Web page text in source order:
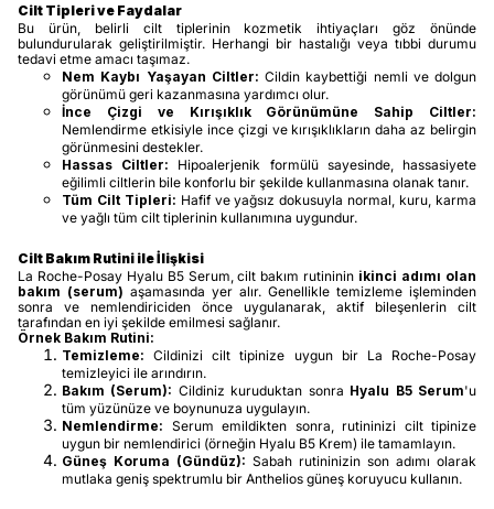
Cilt Tipleri ve Faydalar
Bu ürün, belirli cilt tiplerinin kozmetik ihtiyaçları göz önünde
bulundurularak geliştirilmiştir. Herhangi bir hastalığı veya tıbbi durumu
tedavi etme amacı taşımaz.
Nem Kaybı Yaşayan Ciltler: Cildin kaybettiği nemli ve dolgun
görünümü geri kazanmasına yardımcı olur.
İnce Çizgi ve Kırışıklık Görünümüne Sahip Ciltler:
Nemlendirme etkisiyle ince çizgi ve kırışıklıkların daha az belirgin
görünmesini destekler.
Hassas Ciltler: Hipoalerjenik formülü sayesinde, hassasiyete
eğilimli ciltlerin bile konforlu bir şekilde kullanmasına olanak tanır.
Tüm Cilt Tipleri: Hafif ve yağsız dokusuyla normal, kuru, karma
ve yağlı tüm cilt tiplerinin kullanımına uygundur.
Cilt Bakım Rutini ile İlişkisi
La Roche-Posay Hyalu B5 Serum, cilt bakım rutininin ikinci adımı olan
bakım (serum) aşamasında yer alır. Genellikle temizleme işleminden
sonra ve nemlendiriciden önce uygulanarak, aktif bileşenlerin cilt
tarafından en iyi şekilde emilmesi sağlanır.
Örnek Bakım Rutini:
Temizleme: Cildinizi cilt tipinize uygun bir La Roche-Posay
temizleyici ile arındırın.
Bakım (Serum): Cildiniz kuruduktan sonra Hyalu B5 Serum'u
tüm yüzünüze ve boynunuza uygulayın.
Nemlendirme: Serum emildikten sonra, rutininizi cilt tipinize
uygun bir nemlendirici (örneğin Hyalu B5 Krem) ile tamamlayın.
Güneş Koruma (Gündüz): Sabah rutininizin son adımı olarak
mutlaka geniş spektrumlu bir Anthelios güneş koruyucu kullanın.